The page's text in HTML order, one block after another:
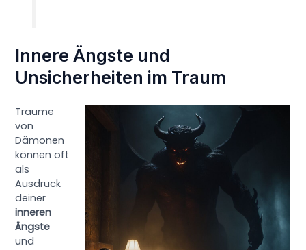
Innere Ängste und
Unsicherheiten im Traum
Träume
von
Dämonen
können oft
als
Ausdruck
deiner
inneren
Ängste
und